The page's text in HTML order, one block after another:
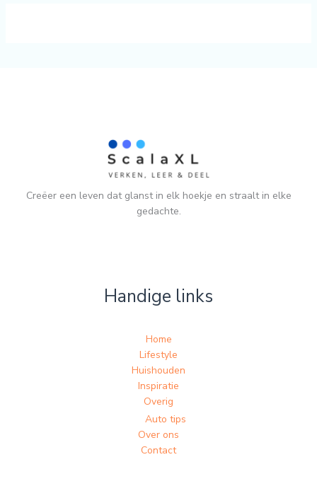
Creëer een leven dat glanst in elk hoekje en straalt in elke
gedachte.
Handige links
Home
Lifestyle
Huishouden
Inspiratie
Overig
Auto tips
Over ons
Contact